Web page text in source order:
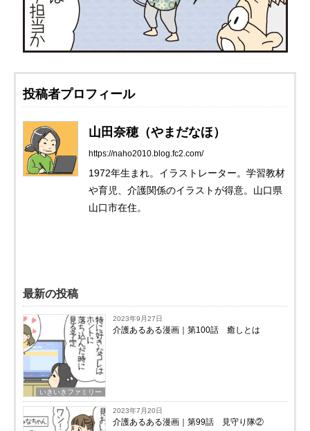
投稿者プロフィール
山田奈穂（やまだなほ）
https://naho2010.blog.fc2.com/
1972年生まれ。イラストレーター。学習教材
や育児、介護関係のイラストが得意。山口県
山口市在住。
最新の投稿
いきいきファミリー
2023年9月27日
介護あるある漫画｜第100話 癒しとは
2023年7月20日
介護あるある漫画｜第99話 見守り隊②